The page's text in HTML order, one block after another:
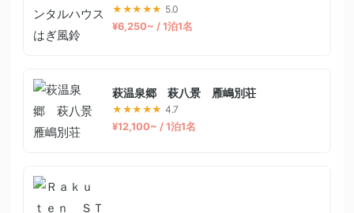
★★★★★ 5.0
¥6,250~ / 1泊1名
萩温泉郷 萩八景 雁嶋別荘
★★★★★ 4.7
¥12,100~ / 1泊1名